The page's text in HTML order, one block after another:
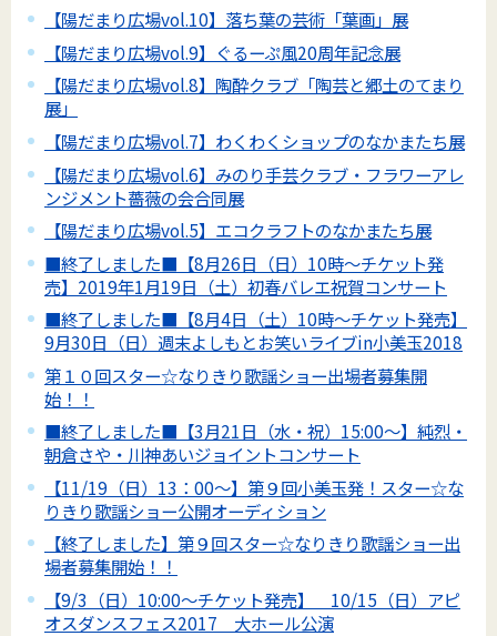
【陽だまり広場vol.10】落ち葉の芸術「葉画」展
【陽だまり広場vol.9】ぐるーぷ風20周年記念展
【陽だまり広場vol.8】陶酔クラブ「陶芸と郷土のてまり
展」
【陽だまり広場vol.7】わくわくショップのなかまたち展
【陽だまり広場vol.6】みのり手芸クラブ・フラワーアレ
ンジメント薔薇の会合同展
【陽だまり広場vol.5】エコクラフトのなかまたち展
■終了しました■【8月26日（日）10時～チケット発
売】2019年1月19日（土）初春バレエ祝賀コンサート
■終了しました■【8月4日（土）10時～チケット発売】
9月30日（日）週末よしもとお笑いライブin小美玉2018
第１０回スター☆なりきり歌謡ショー出場者募集開
始！！
■終了しました■【3月21日（水・祝）15:00～】純烈・
朝倉さや・川神あいジョイントコンサート
【11/19（日）13：00～】第９回小美玉発！スター☆な
りきり歌謡ショー公開オーディション
【終了しました】第９回スター☆なりきり歌謡ショー出
場者募集開始！！
【9/3（日）10:00～チケット発売】 10/15（日）アピ
オスダンスフェス2017 大ホール公演